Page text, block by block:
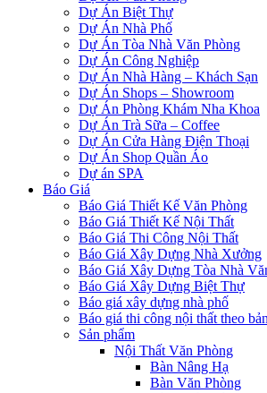
Dự Án Biệt Thự
Dự Án Nhà Phố
Dự Án Tòa Nhà Văn Phòng
Dự Án Công Nghiệp
Dự Án Nhà Hàng – Khách Sạn
Dự Án Shops – Showroom
Dự Án Phòng Khám Nha Khoa
Dự Án Trà Sữa – Coffee
Dự Án Cửa Hàng Điện Thoại
Dự Án Shop Quần Áo
Dự án SPA
Báo Giá
Báo Giá Thiết Kế Văn Phòng
Báo Giá Thiết Kế Nội Thất
Báo Giá Thi Công Nội Thất
Báo Giá Xây Dựng Nhà Xưởng
Báo Giá Xây Dựng Tòa Nhà
Báo Giá Xây Dựng Biệt Thự
Báo giá xây dựng nhà phố
Báo giá thi công nội thất theo
Sản phẩm
Nội Thất Văn Phòng
Bàn Nâng Hạ
Bàn Văn Phòng